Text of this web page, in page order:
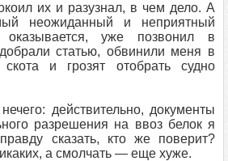
их и разузнал, в чем дело. А
неожиданный и неприятный
оказывается, уже позвонил в
статью, обвинили меня в
и грозят отобрать судно
действительно, документы
разрешения на ввоз белок я
сказать, кто же поверит?
а смолчать — еще хуже.